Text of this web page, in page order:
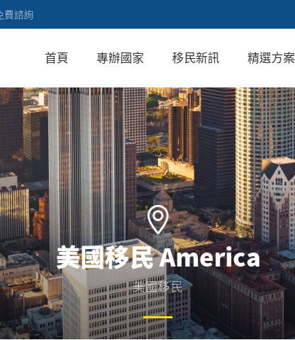
費諮詢
首頁 專辦國家 移民新訊 精選方案
美國移民 America
美國移民